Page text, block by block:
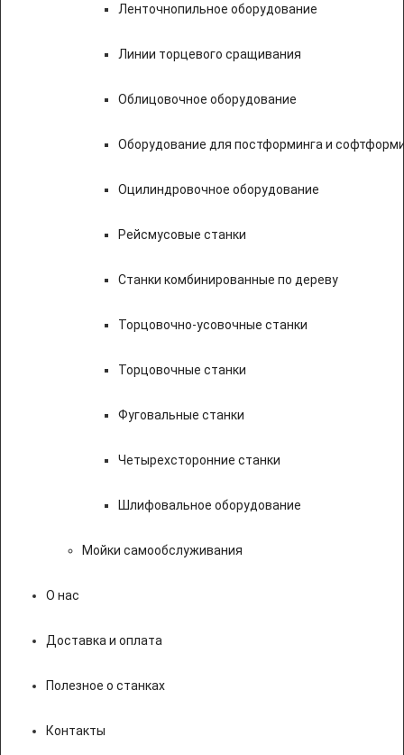
Ленточнопильное оборудование
Линии торцевого сращивания
Облицовочное оборудование
Оборудование для постформинга и
Оцилиндровочное оборудование
Рейсмусовые станки
Станки комбинированные по дереву
Торцовочно-усовочные станки
Торцовочные станки
Фуговальные станки
Четырехсторонние станки
Шлифовальное оборудование
Мойки самообслуживания
О нас
Доставка и оплата
Полезное о станках
Контакты